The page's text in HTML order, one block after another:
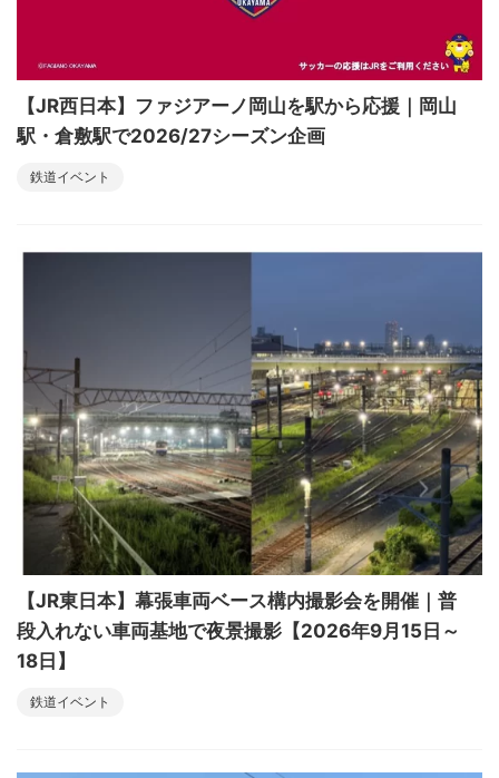
【JR西日本】ファジアーノ岡山を駅から応援｜岡山
駅・倉敷駅で2026/27シーズン企画
鉄道イベント
【JR東日本】幕張車両ベース構内撮影会を開催｜普
段入れない車両基地で夜景撮影【2026年9月15日～
18日】
鉄道イベント